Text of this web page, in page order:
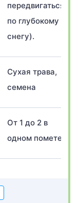
передвигаться
по глубокому
снегу).
Сухая трава,
семена
От 1 до 2 в
одном помете.